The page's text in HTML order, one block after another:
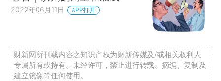
2022年06月11日 APP打开
财新网所刊载内容之知识产权为财新传媒及/或相关权利人
专属所有或持有。未经许可，禁止进行转载、摘编、复制及
建立镜像等任何使用。